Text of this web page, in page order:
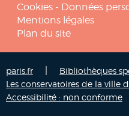
Cookies - Données
Mentions légales
Plan du site
paris.fr Bibliothèques
Les conservatoires de la ville
Accessibilité : non conforme